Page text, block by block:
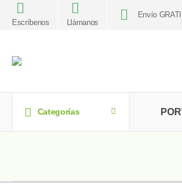
Escríbenos Llámanos
Envío
Categorías